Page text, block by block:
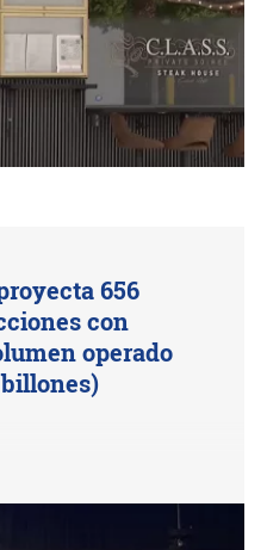
656
con
operado